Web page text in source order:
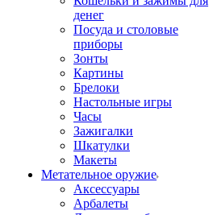
денег
Посуда и столовые
приборы
Зонты
Картины
Брелоки
Настольные игры
Часы
Зажигалки
Шкатулки
Макеты
Метательное оружие
Аксессуары
Арбалеты